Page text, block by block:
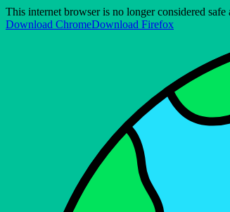
This internet browser is no longer considered
Download ChromeDownload Firefox